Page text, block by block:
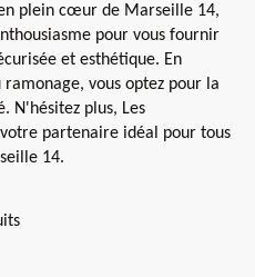
plein cœur de Marseille 14,
pour vous fournir
et esthétique. En
ramonage, vous optez pour la
N'hésitez plus, Les
partenaire idéal pour tous
14.